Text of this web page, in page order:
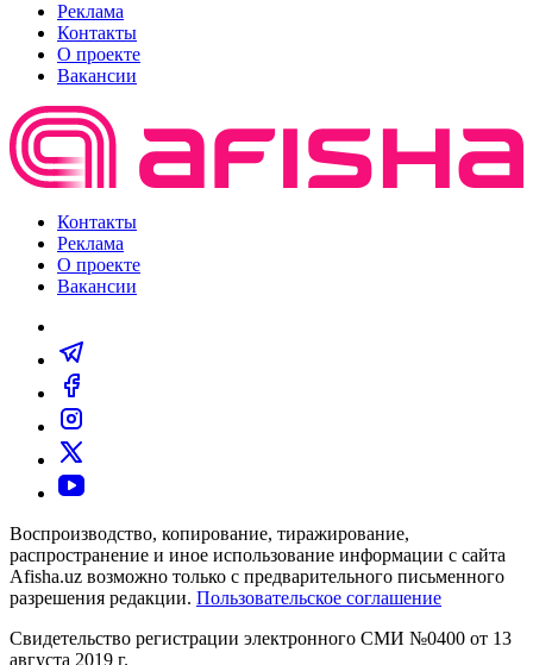
Реклама
Контакты
О проекте
Вакансии
Контакты
Реклама
О проекте
Вакансии
Воспроизводство, копирование, тиражирование,
распространение и иное использование информации с сайта
Afisha.uz возможно только с предварительного письменного
разрешения редакции. Пользовательское соглашение
Свидетельство регистрации электронного СМИ №0400 от 13
августа 2019 г.